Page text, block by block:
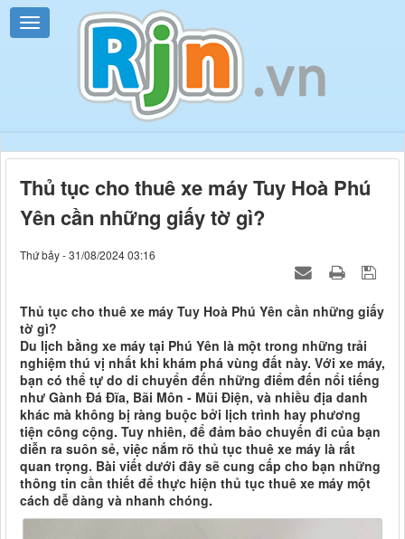
Thủ tục cho thuê xe máy Tuy Hoà Phú
Yên cần những giấy tờ gì?
Thứ bảy - 31/08/2024 03:16
Thủ tục cho thuê xe máy Tuy Hoà Phú Yên cần những giấy
tờ gì?
Du lịch bằng xe máy tại Phú Yên là một trong những trải
nghiệm thú vị nhất khi khám phá vùng đất này. Với xe máy,
bạn có thể tự do di chuyển đến những điểm đến nổi tiếng
như Gành Đá Đĩa, Bãi Môn - Mũi Điện, và nhiều địa danh
khác mà không bị ràng buộc bởi lịch trình hay phương
tiện công cộng. Tuy nhiên, để đảm bảo chuyến đi của bạn
diễn ra suôn sẻ, việc nắm rõ thủ tục thuê xe máy là rất
quan trọng. Bài viết dưới đây sẽ cung cấp cho bạn những
thông tin cần thiết để thực hiện thủ tục thuê xe máy một
cách dễ dàng và nhanh chóng.